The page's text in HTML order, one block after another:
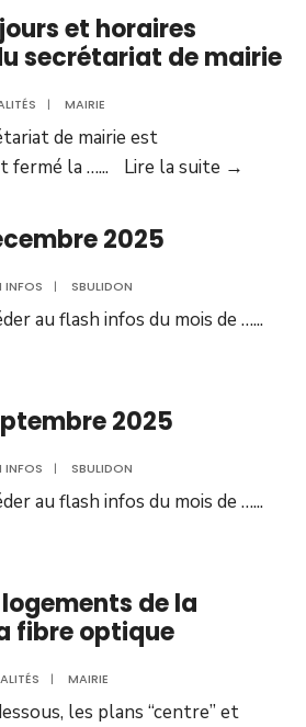
et horaires
secrétariat de mairie
| MAIRIE
de mairie est
fermé la …... Lire la suite →
2025
INFOS | SBULIDON
au flash infos du mois de …...
2025
INFOS | SBULIDON
au flash infos du mois de …...
de la
fibre optique
| MAIRIE
les plans “centre” et